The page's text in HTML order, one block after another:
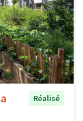
Réalisé